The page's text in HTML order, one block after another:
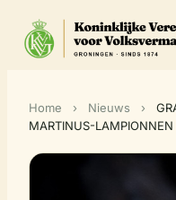
Home › Nieuws ›
MARTINUS-LAMPIONNEN